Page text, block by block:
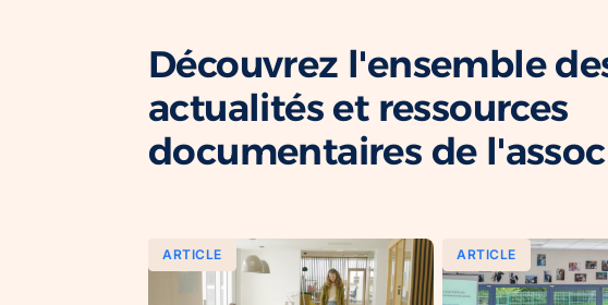
Découvrez l'ensemble
actualités et ressources
documentaires de
ARTICLE ARTICLE